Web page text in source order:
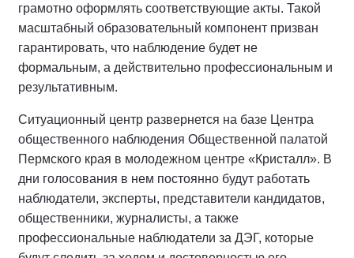
грамотно оформлять соответствующие акты. Такой
масштабный образовательный компонент призван
гарантировать, что наблюдение будет не
формальным, а действительно профессиональным и
результативным.
Ситуационный центр развернется на базе Центра
общественного наблюдения Общественной палатой
Пермского края в молодежном центре «Кристалл». В
дни голосования в нем постоянно будут работать
наблюдатели, эксперты, представители кандидатов,
общественники, журналисты, а также
профессиональные наблюдатели за ДЭГ, которые